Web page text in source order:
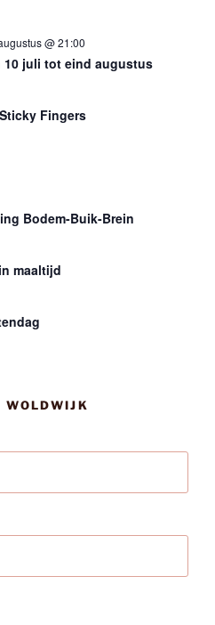
@ 21:00
10 juli tot eind augustus
Fingers
Bodem-Buik-Brein
maaltijd